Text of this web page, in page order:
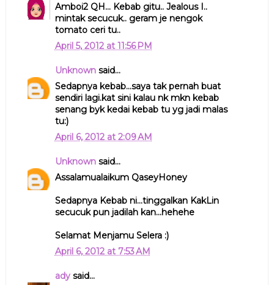
Amboi2 QH... Kebab gitu.. Jealous I..
mintak secucuk.. geram je nengok
tomato ceri tu..
April 5, 2012 at 11:56 PM
Unknownsaid...
Sedapnya kebab...saya tak pernah buat
sendiri lagi.kat sini kalau nk mkn kebab
senang byk kedai kebab tu yg jadi malas
tu:)
April 6, 2012 at 2:09 AM
Unknownsaid...
Assalamualaikum QaseyHoney
Sedapnya Kebab ni...tinggalkan KakLin
secucuk pun jadilah kan...hehehe
Selamat Menjamu Selera :)
April 6, 2012 at 7:53 AM
adysaid...